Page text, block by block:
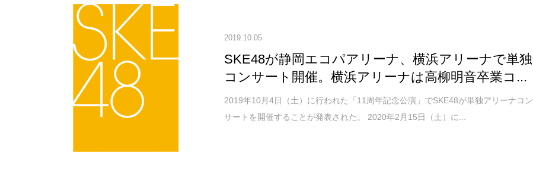
2019.10.05
SKE48が静岡エコパアリーナ、横浜アリーナで単独
コンサート開催。横浜アリーナは高柳明音卒業コ...
2019年10月4日（土）に行われた「11周年記念公演」でSKE48が単独アリーナコン
サートを開催することが発表された。 2020年2月15日（土）に...